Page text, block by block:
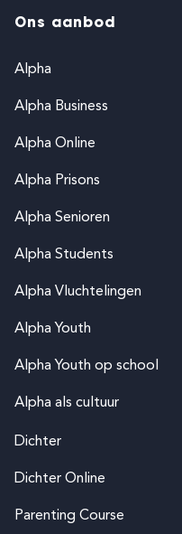
Ons aanbod
Alpha
Alpha Business
Alpha Online
Alpha Prisons
Alpha Senioren
Alpha Students
Alpha Vluchtelingen
Alpha Youth
Alpha Youth op school
Alpha als cultuur
Dichter
Dichter Online
Parenting Course